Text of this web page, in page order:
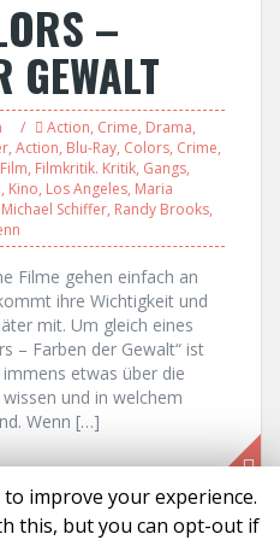
–
GEWALT
Action, Crime, Drama,
, Action, Blu-Ray, Colors, Crime,
Film, Filmkritik. Kritik, Gangs,
, Kino, Los Angeles, Maria
Michael Schiffer, Randy Brooks,
Filme gehen einfach an
ihre Wichtigkeit und
mit. Um gleich eines
– Farben der Gewalt“ ist
etwas über die
und in welchem
Wenn […]
improve your experience.
this, but you can opt-out if